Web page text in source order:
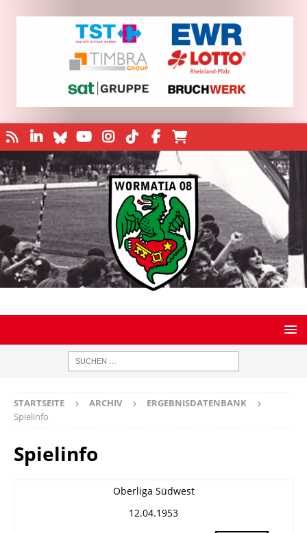
STARTSEITE ARCHIV
ERGEBNISDATENBANK
Spielinfo
Spielinfo
Oberliga Südwest
12.04.1953